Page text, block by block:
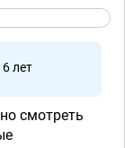
лет
смотреть